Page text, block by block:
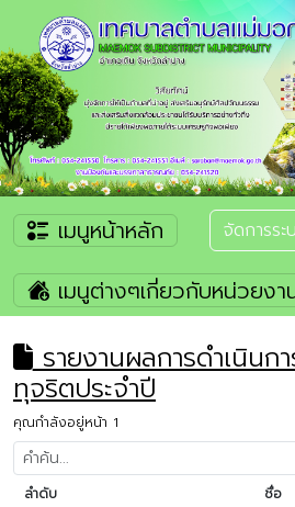
เมนูหน้าหลัก จัดการระ
เมนูต่างๆเกี่ยวกับหน่วยงา
รายงานผลการดำเนินก
ทุจริตประจำปี
คุณกำลังอยู่หน้า 1
ลำดับ
ชื่อ